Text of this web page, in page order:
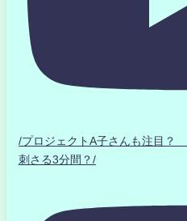
/プロジェクトA子さんも注目
刺さる3分間？/